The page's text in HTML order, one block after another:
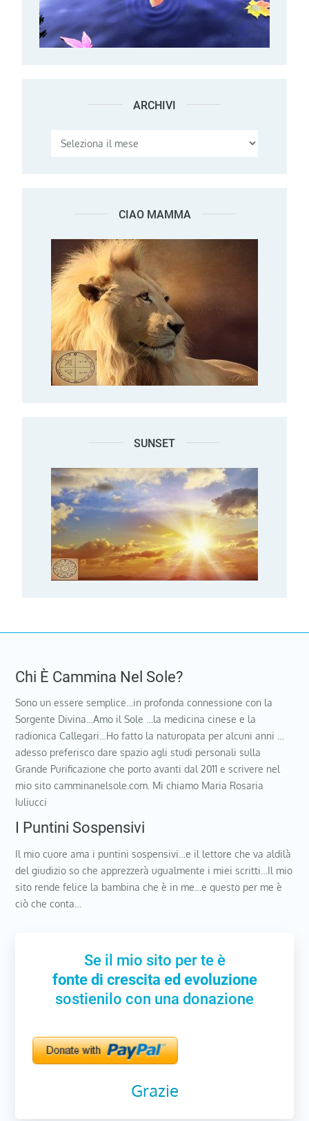
ARCHIVI Archivi
CIAO MAMMA
SUNSET
Chi È Cammina Nel Sole?
Sono un essere semplice…in profonda connessione con la
Sorgente Divina…Amo il Sole …la medicina cinese e la
radionica Callegari…Ho fatto la naturopata per alcuni anni …
adesso preferisco dare spazio agli studi personali sulla
Grande Purificazione che porto avanti dal 2011 e scrivere nel
mio sito camminanelsole.com. Mi chiamo Maria Rosaria
Iuliucci
I Puntini Sospensivi
Il mio cuore ama i puntini sospensivi…e il lettore che va aldilà
del giudizio so che apprezzerà ugualmente i miei scritti…Il mio
sito rende felice la bambina che è in me…e questo per me è
ciò che conta…
Se il mio sito per te è
fonte di crescita ed evoluzione
sostienilo con una donazione
Grazie